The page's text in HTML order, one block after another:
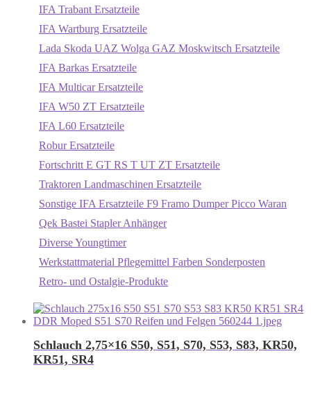
IFA Trabant Ersatzteile
IFA Wartburg Ersatzteile
Lada Skoda UAZ Wolga GAZ Moskwitsch Ersatzteile
IFA Barkas Ersatzteile
IFA Multicar Ersatzteile
IFA W50 ZT Ersatzteile
IFA L60 Ersatzteile
Robur Ersatzteile
Fortschritt E GT RS T UT ZT Ersatzteile
Traktoren Landmaschinen Ersatzteile
Sonstige IFA Ersatzteile F9 Framo Dumper Picco Waran
Qek Bastei Stapler Anhänger
Diverse Youngtimer
Werkstattmaterial Pflegemittel Farben Sonderposten
Retro- und Ostalgie-Produkte
Schlauch 2,75×16 S50, S51, S70, S53, S83, KR50,
KR51, SR4